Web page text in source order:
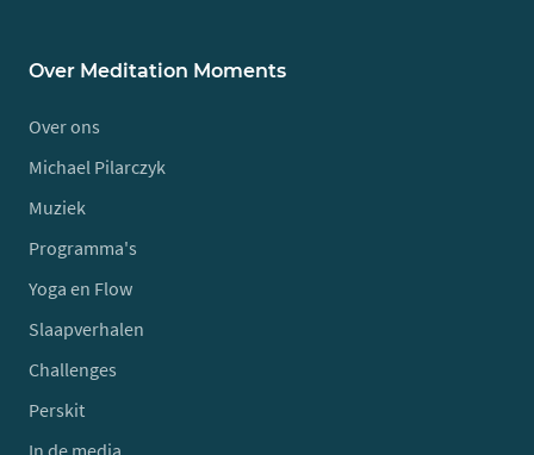
Over Meditation Moments
Over ons
Michael Pilarczyk
Muziek
Programma's
Yoga en Flow
Slaapverhalen
Challenges
Perskit